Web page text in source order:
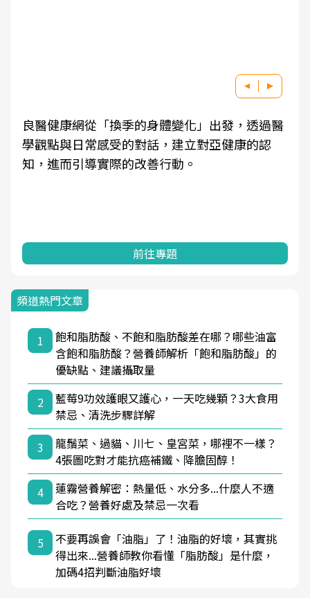
良醫健康網從「換季的身體變化」出發，透過醫
學觀點與日常感受的對話，建立對亞健康的認
知，進而引導實際的改善行動。
前往專題
頻道熱門文章
1
飽和脂肪酸、不飽和脂肪酸差在哪？哪些油富
含飽和脂肪酸？營養師解析「飽和脂肪酸」的
優缺點、建議攝取量
2
藍莓9功效護眼又護心，一天吃幾顆？3大食用
禁忌、清洗步驟詳解
3
龍鬚菜、過貓、川七、皇宮菜，哪裡不一樣？
4張圖吃對才能抗癌補鐵、降膽固醇！
4
蓮霧營養解密：熱量低、水分多...什麼人不適
合吃？營養好處及禁忌一次看
5
不要再誤會「油脂」了！油脂的好壞，其實挑
得出來...營養師教你看懂「脂肪酸」是什麼，
加碼4招判斷油脂好壞